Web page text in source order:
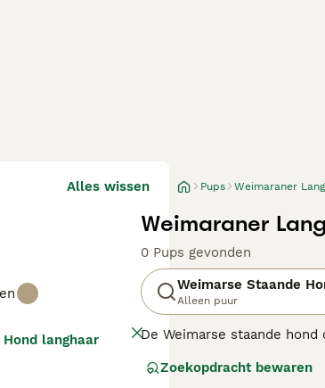
Alles wissen
langhaar
Pups Weimaraner
Weimaraner
0 Pups gevonden
Weimarse Staande
Alleen puur
De Weimarse staande
voor alle honden - geen
Zoekopdracht bewaren